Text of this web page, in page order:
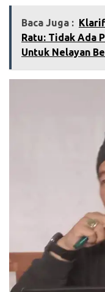
Baca Juga :
Ratu: Tidak Ada
Untuk Nelayan